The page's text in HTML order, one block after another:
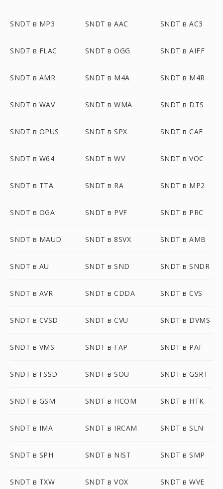
SNDT в MP3 SNDT в AAC SNDT в AC3
SNDT в FLAC SNDT в OGG SNDT в AIFF
SNDT в AMR SNDT в M4A SNDT в M4R
SNDT в WAV SNDT в WMA SNDT в DTS
SNDT в OPUS SNDT в SPX SNDT в CAF
SNDT в W64 SNDT в WV SNDT в VOC
SNDT в TTA SNDT в RA SNDT в MP2
SNDT в OGA SNDT в PVF SNDT в PRC
SNDT в MAUD SNDT в 8SVX SNDT в AMB
SNDT в AU SNDT в SND SNDT в SNDR
SNDT в AVR SNDT в CDDA SNDT в CVS
SNDT в CVSD SNDT в CVU SNDT в DVMS
SNDT в VMS SNDT в FAP SNDT в PAF
SNDT в FSSD SNDT в SOU SNDT в GSRT
SNDT в GSM SNDT в HCOM SNDT в HTK
SNDT в IMA SNDT в IRCAM SNDT в SLN
SNDT в SPH SNDT в NIST SNDT в SMP
SNDT в TXW SNDT в VOX SNDT в WVE